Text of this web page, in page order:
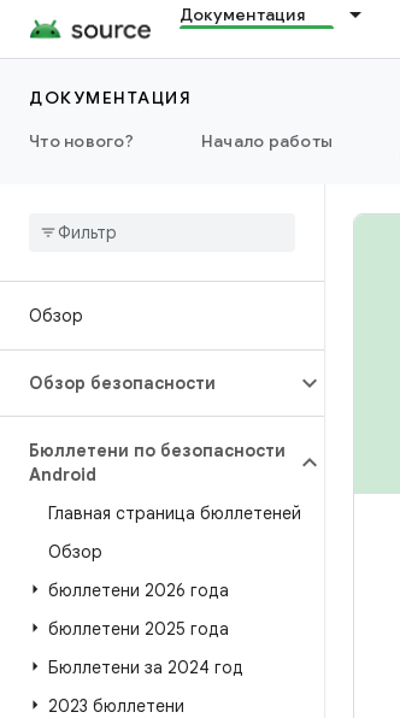
Документация
ДОКУМЕНТАЦИЯ
Что нового?
Начало работы
Обзор
Обзор безопасности
Бюллетени по безопасности
Android
Главная страница бюллетеней
Обзор
бюллетени 2026 года
бюллетени 2025 года
Бюллетени за 2024 год
2023 бюллетени